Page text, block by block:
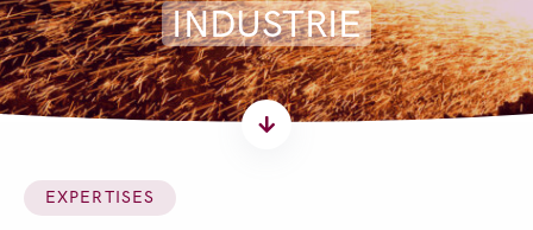
INDUSTRIE
EXPERTISES